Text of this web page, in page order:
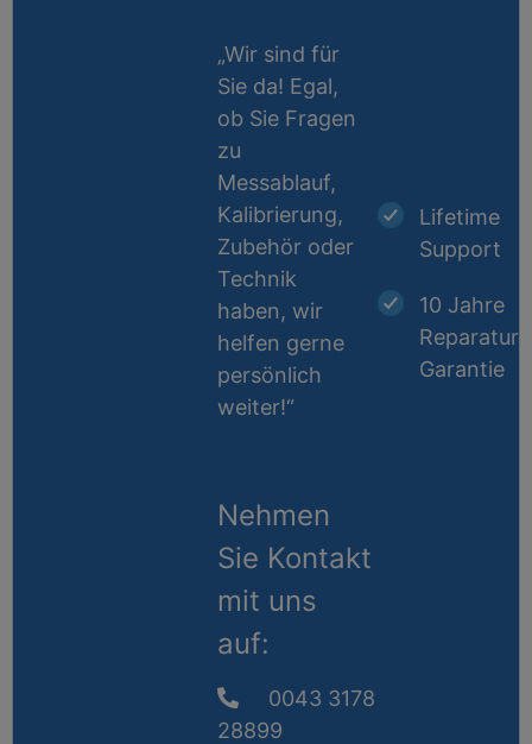
„Wir sind für
Sie da! Egal,
ob Sie Fragen
zu
Messablauf,
Kalibrierung,
Zubehör oder
Technik
haben, wir
helfen gerne
persönlich
weiter!“
Nehmen
Sie Kontakt
mit uns
auf:
0043 3178
28899
Lifetime
Support
10 Jahre
Reparatur-
Garantie